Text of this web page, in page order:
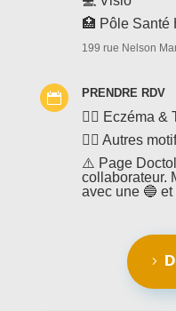
🏥 Pôle Santé
199 rue Nelson
 PRENDRE RDV
👉🏻 Eczéma
👉🏻 Autres
⚠️ Page
collaborateur.
avec une 🔵 et